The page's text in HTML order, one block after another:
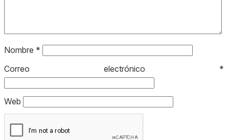
Nombre *
Correo electrónico *
Web